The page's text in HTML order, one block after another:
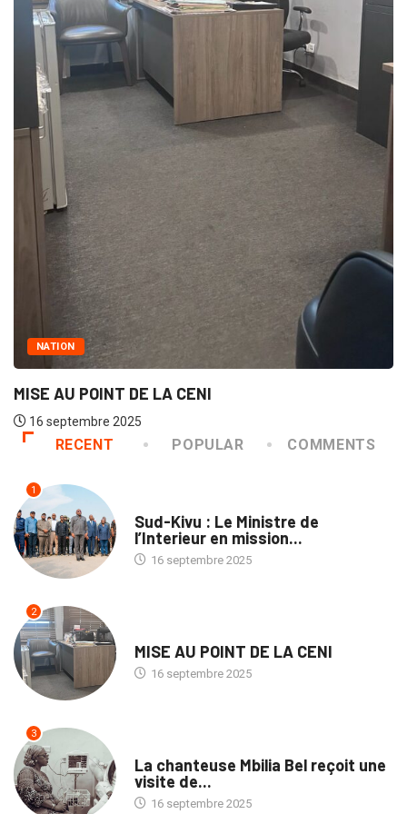
DE LA CENI
2025
RECENT POPULAR COMMENTS
1
Sud-Kivu : Le Ministre de
l’Interieur en mission...
16 septembre 2025
2
MISE AU POINT DE LA CENI
16 septembre 2025
3
La chanteuse Mbilia Bel reçoit une
visite de...
16 septembre 2025